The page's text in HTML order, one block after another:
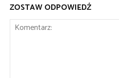
ZOSTAW ODPOWIEDŹ